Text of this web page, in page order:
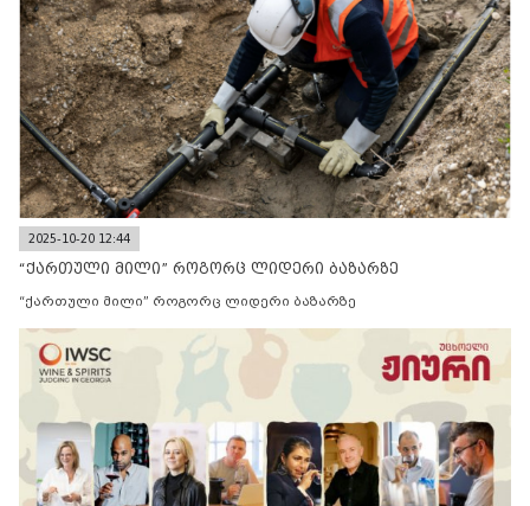
2025-10-20 12:44
“ქართული მილი” როგორც ლიდერი ბაზარზე
“ქართული მილი” როგორც ლიდერი ბაზარზე